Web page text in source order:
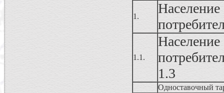
1.
1.1.
1.3
Одноставочный